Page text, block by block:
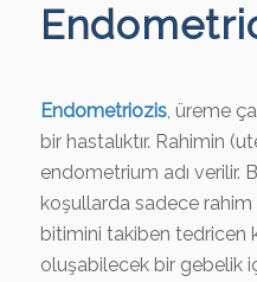
Endometriozis, üreme
bir hastalıktır. Rahimin
endometrium adı verilir.
koşullarda sadece
bitimini takiben tedricen
oluşabilecek bir gebelik